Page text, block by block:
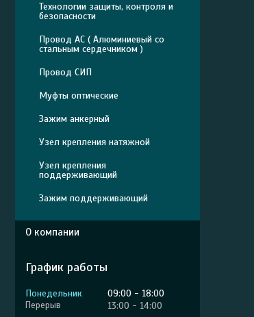
Технологии защиты, контроля и
безопасности
Провод АС ( Алюминиевый со
стальным сердечником )
Провод СИП
Муфты оптические
Зажим анкерный
Узел крепления натяжной
Узел крепления
поддерживающий
Зажим поддерживающий
О компании
График работы
Понедельник 09:00
18:00
13:00
14:00